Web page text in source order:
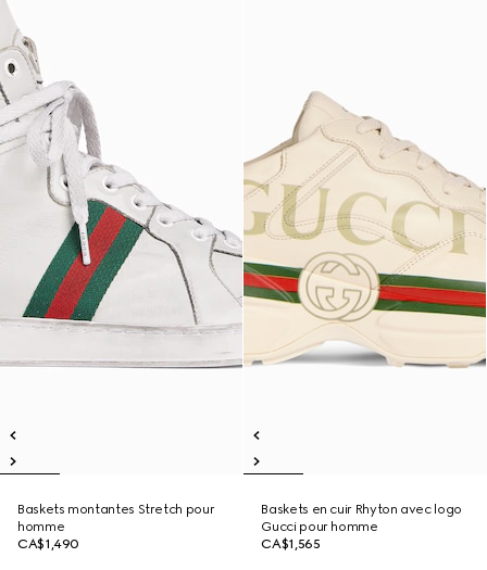
Baskets montantes Stretch pour
homme
CA$1,490
Baskets en cuir Rhyton avec logo
Gucci pour homme
CA$1,565